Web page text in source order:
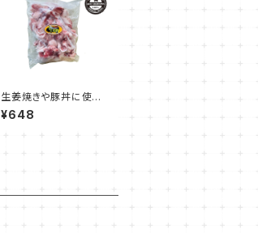
生姜焼きや豚丼に使い
やすい アグーこま切
れ 450g
¥648